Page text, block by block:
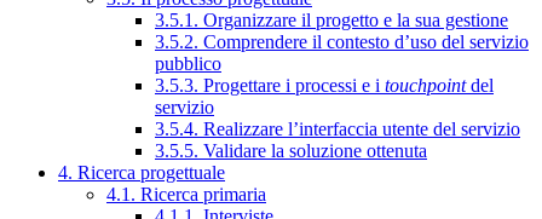
3.5.1. Organizzare il progetto e la sua gestione
3.5.2. Comprendere il contesto d’uso del servizio
pubblico
3.5.3. Progettare i processi e i touchpointdel
servizio
3.5.4. Realizzare l’interfaccia utente del servizio
3.5.5. Validare la soluzione ottenuta
4. Ricerca progettuale
4.1. Ricerca primaria